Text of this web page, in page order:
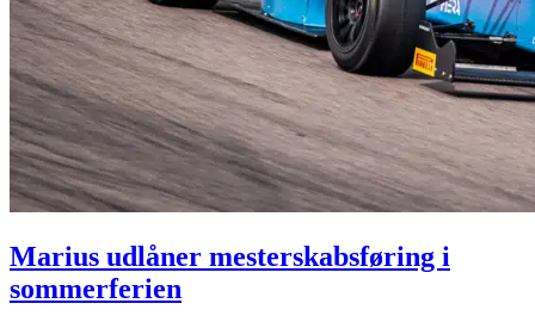
Marius udlåner mesterskabsføring i
sommerferien